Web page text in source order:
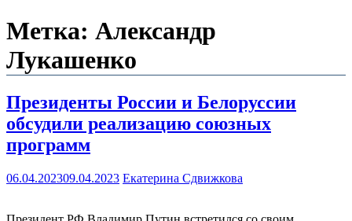
Метка: Александр
Лукашенко
Президенты России и Белоруссии
обсудили реализацию союзных
программ
06.04.202309.04.2023 Екатерина Сдвижкова